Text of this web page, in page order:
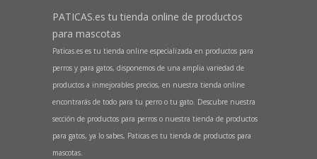
PATICAS.es tu tienda online de productos
para mascotas
Paticas.es es tu tienda online especializada en productos para
perros y para gatos, disponemos de una amplia variedad de
productos a inmejorables precios, en nuestra tienda online
encontrarás de todo para tu perro o tu gato. Descubre nuestra
sección de productos para perros o nuestra tienda de productos
para gatos, ya lo sabes, Paticas es tu tienda de productos para
mascotas.